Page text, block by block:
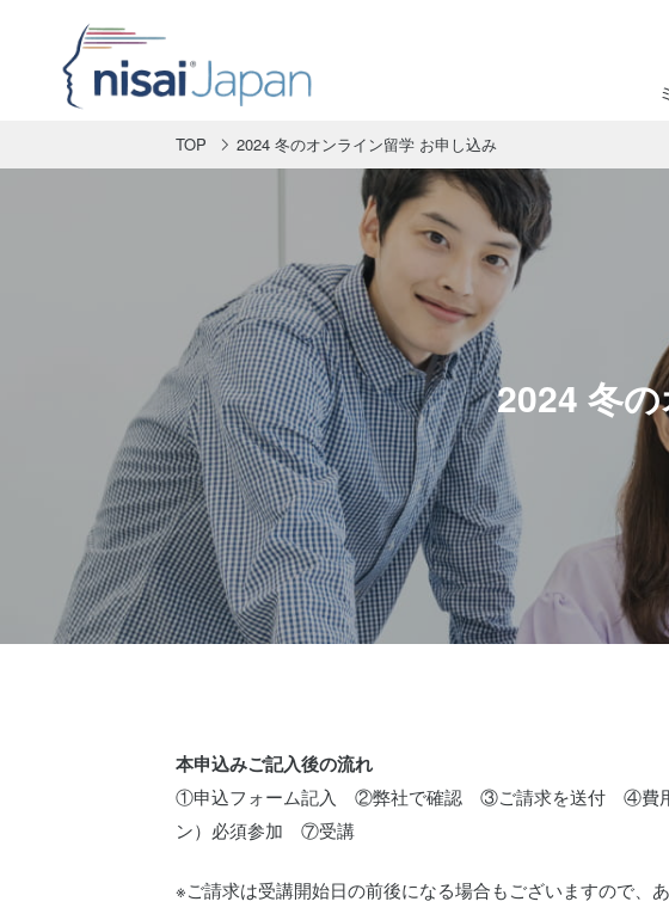
TOP 2024 冬のオンライン留学 お申し込み
2024 冬
本申込みご記入後の流れ
①申込フォーム記入 ②弊社で確認 ③ご請求を送付 ④費用
ン）必須参加 ⑦受講
※ご請求は受講開始日の前後になる場合もございますので、